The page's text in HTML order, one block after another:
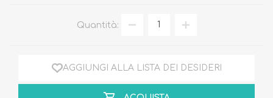
Quantità:
AGGIUNGI ALLA LISTA DEI DESIDERI